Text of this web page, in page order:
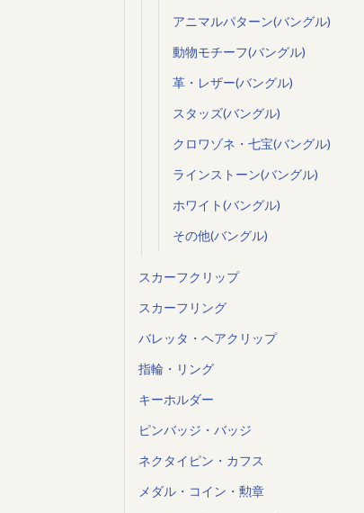
アニマルパターン(バングル)
動物モチーフ(バングル)
革・レザー(バングル)
スタッズ(バングル)
クロワゾネ・七宝(バングル)
ラインストーン(バングル)
ホワイト(バングル)
その他(バングル)
スカーフクリップ
スカーフリング
バレッタ・ヘアクリップ
指輪・リング
キーホルダー
ピンバッジ・バッジ
ネクタイピン・カフス
メダル・コイン・勲章